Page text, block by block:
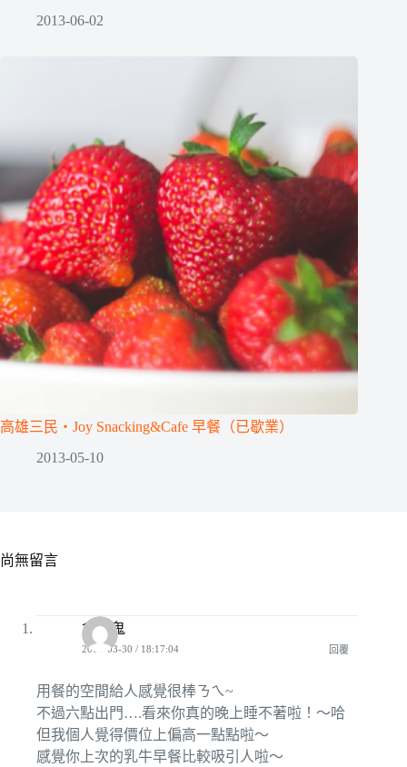
2013-06-02
高雄三民‧Joy Snacking&Cafe 早餐（已歇業）
2013-05-10
尚無留言
貪吃鬼
2008-03-30 / 18:17:04 回覆
用餐的空間給人感覺很棒ㄋㄟ~
不過六點出門….看來你真的晚上睡不著啦！～哈
但我個人覺得價位上偏高一點點啦～
感覺你上次的乳牛早餐比較吸引人啦～